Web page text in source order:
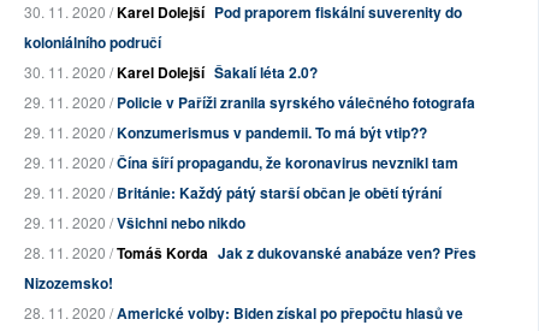
30. 11. 2020 /Karel Dolejší Pod praporem fiskální suverenity do
koloniálního područí
30. 11. 2020 /Karel Dolejší Šakalí léta 2.0?
29. 11. 2020 /Policie v Paříži zranila syrského válečného fotografa
29. 11. 2020 /Konzumerismus v pandemii. To má být vtip??
29. 11. 2020 /Čína šíří propagandu, že koronavirus nevznikl tam
29. 11. 2020 /Británie: Každý pátý starší občan je obětí týrání
29. 11. 2020 /Všichni nebo nikdo
28. 11. 2020 /Tomáš Korda Jak z dukovanské anabáze ven? Přes
Nizozemsko!
28. 11. 2020 /Americké volby: Biden získal po přepočtu hlasů ve